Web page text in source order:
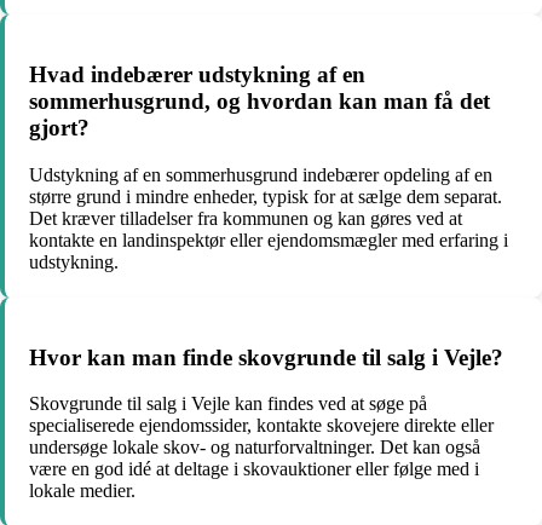
Hvad indebærer udstykning af en
sommerhusgrund, og hvordan kan man få det
gjort?
Udstykning af en sommerhusgrund indebærer opdeling af en
større grund i mindre enheder, typisk for at sælge dem separat.
Det kræver tilladelser fra kommunen og kan gøres ved at
kontakte en landinspektør eller ejendomsmægler med erfaring i
udstykning.
Hvor kan man finde skovgrunde til salg i Vejle?
Skovgrunde til salg i Vejle kan findes ved at søge på
specialiserede ejendomssider, kontakte skovejere direkte eller
undersøge lokale skov- og naturforvaltninger. Det kan også
være en god idé at deltage i skovauktioner eller følge med i
lokale medier.